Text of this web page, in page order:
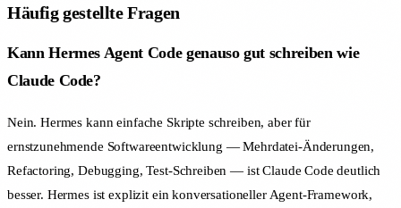
Häufig gestellte Fragen
Kann Hermes Agent Code genauso gut schreiben wie
Claude Code?
Nein. Hermes kann einfache Skripte schreiben, aber für
ernstzunehmende Softwareentwicklung — Mehrdatei-Änderungen,
Refactoring, Debugging, Test-Schreiben — ist Claude Code deutlich
besser. Hermes ist explizit ein konversationeller Agent-Framework,